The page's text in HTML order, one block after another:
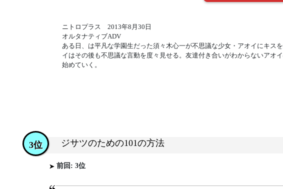
ニトロプラス 2013年8月30日
オルタナティブADV
ある日、は平凡な学園生だった須々木心一が不思議な少女・アオイにキス
イはその後も不思議な言動を度々見せる。友達付き合いがわからないアオ
始めていく。
ジサツのための101の方法
3位
前回: 3位